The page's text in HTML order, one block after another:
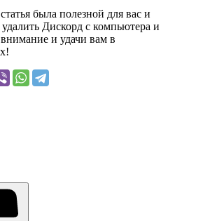
была полезной для вас и
Дискорд с компьютера и
и удачи вам в